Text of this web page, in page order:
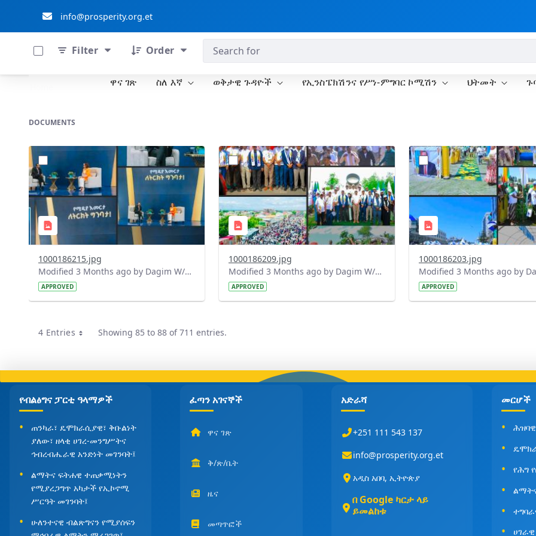
info@prosperity.org.et
ብልፅግና ፓርቲ
ዋና ገጽ ስለ እኛ ወቅታዊ ጉዳዮች የኢንስፔክሽንና የሥነ-ምግባር ኮሚሽን ህትመት
Filter Order
DOCUMENTS
?
version=1.0&t=1778172058255&image
Thumbnail=1
1000186215.jpg
Modified 3 Months ago by Dagim W/Mariam.
APPROVED
?
version=1.0&t=1778170717849&image
Thumbnail=1
1000186209.jpg
Modified 3 Months ago by Dagim W/Mariam.
APPROVED
?
Thumbnail=1
1000186203.jpg
APPROVED
4 EntriesPer PageShowing 85 to 88 of 711 entries.
የብልፅግና ፓርቲ ዓላማዎች
ጠንካራ፣ ዴሞክራሲያዊ፣ ቅቡልነት
ያለው፣ ዘላቂ ሀገረ-መንግሥትና
ኅብረብሔራዊ አንድነት መገንባት፤
ልማትና ፍትሐዊ ተጠቃሚነትን
የሚያረጋግጥ አካታች የኢኮኖሚ
ሥርዓት መገንባት፤
ሁለንተናዊ ብልጽግናን የሚያሰፍን
ፈጣን አገናኞች
ዋና ገጽ
ቅ/ጽ/ቤት
ዜና
መጣጥፎች
አድራሻ
+251 111 543 137
info@prosperity.org.et
አዲስ አበባ, ኢትዮጵያ
በ Google ካርታ ላይ
ይመልከቱ
መርሆች
የሕግ